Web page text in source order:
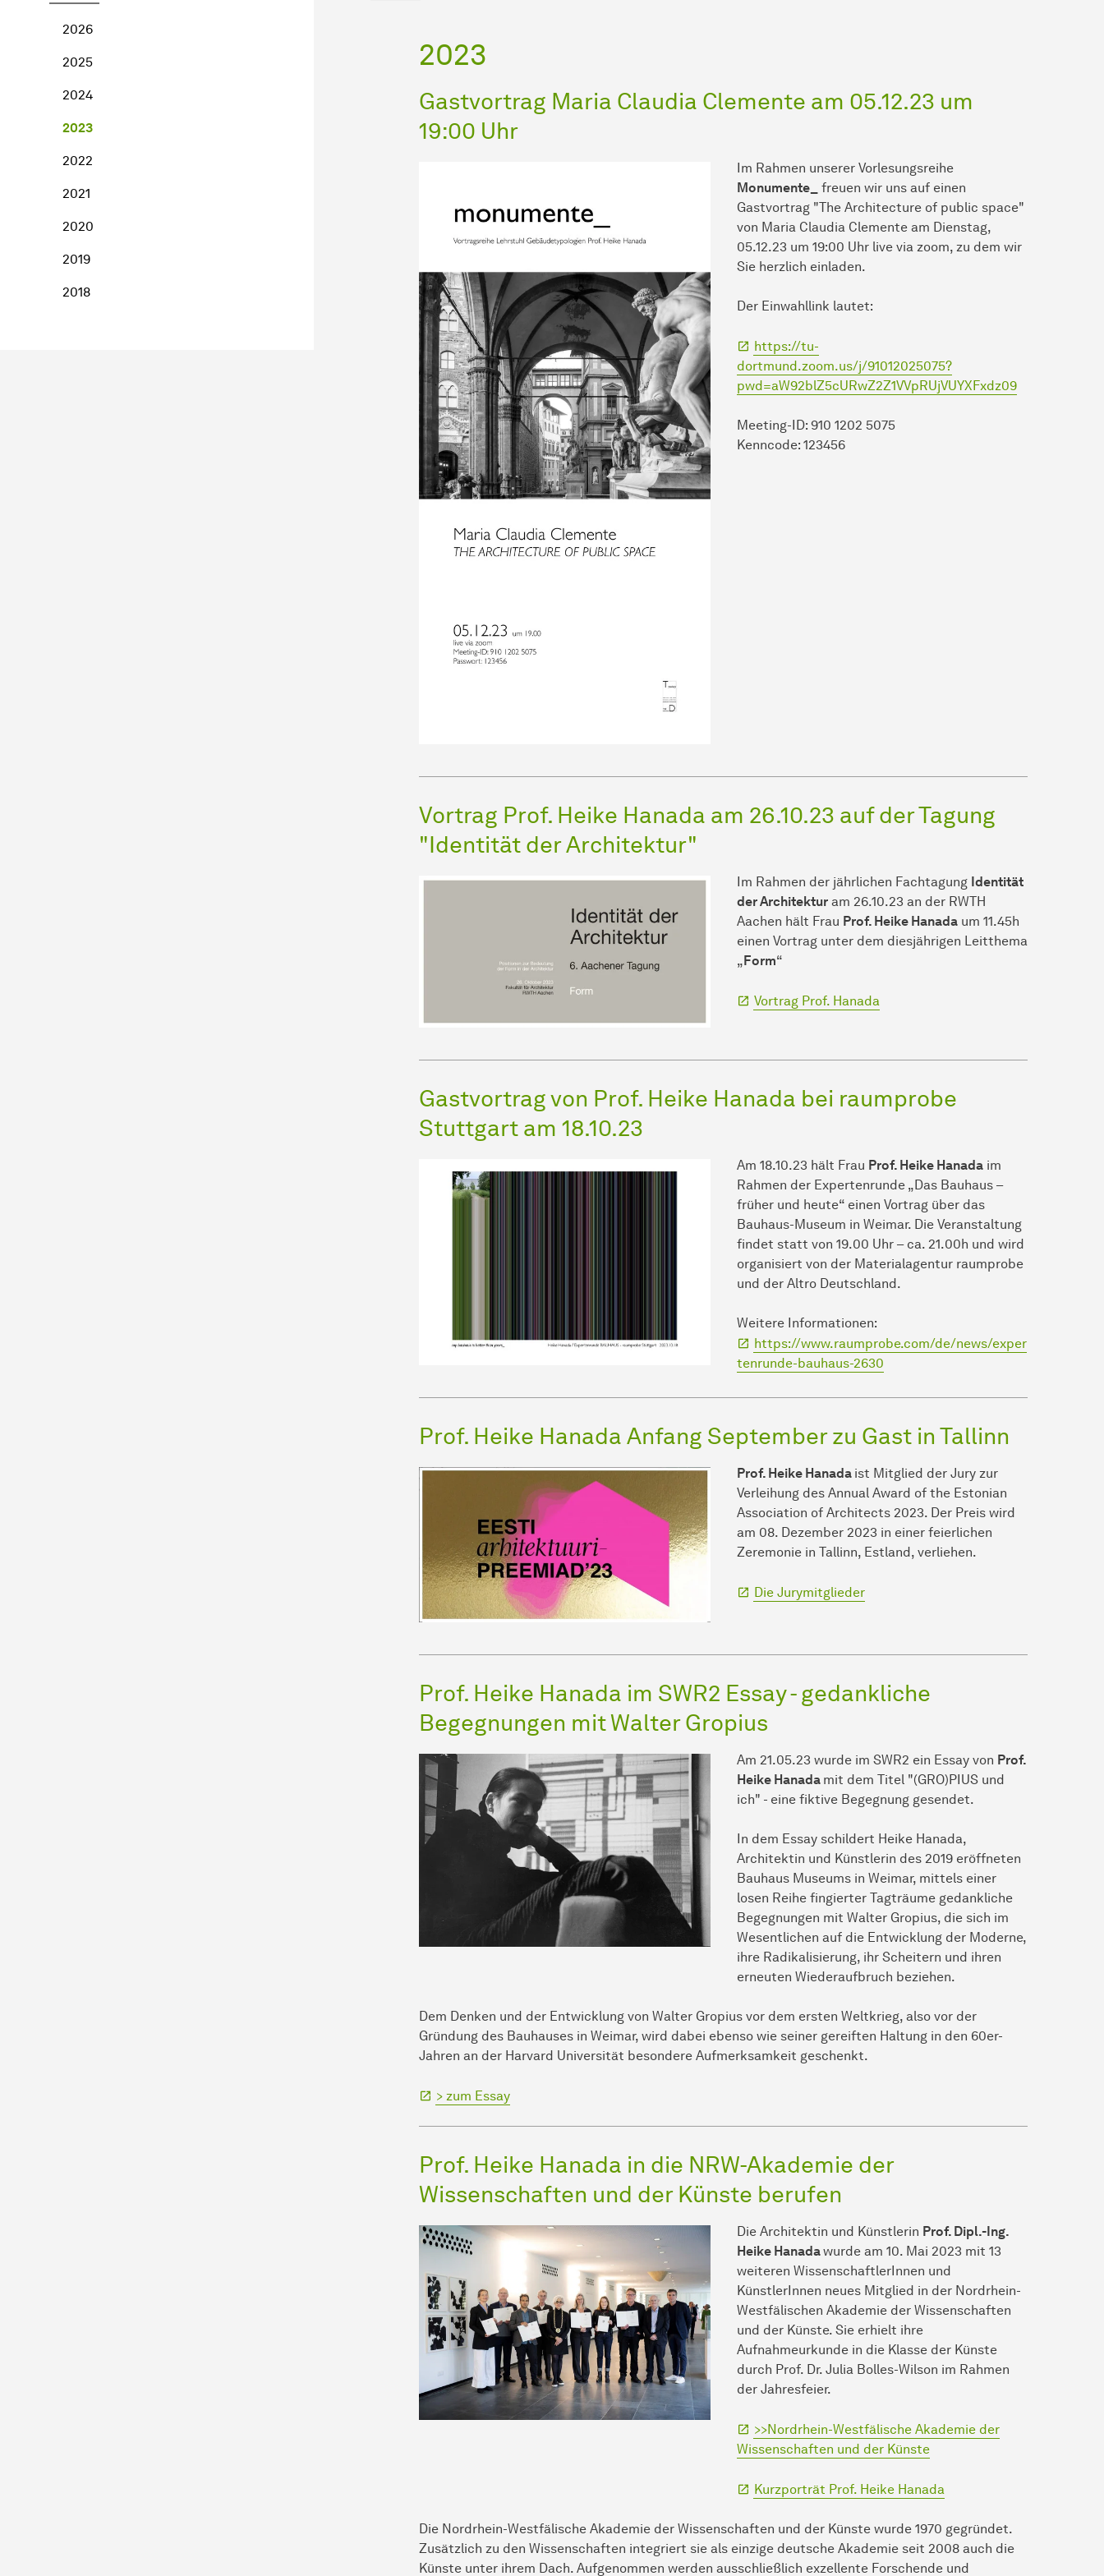
2026
2025
2024
2023
2022
2021
2020
2019
2018
2023
Gastvortrag Maria Claudia Clemente am 05.12.23 um
19:00 Uhr
Im Rahmen unserer Vorlesungsreihe
Monumente_
freuen wir uns auf einen
Gastvortrag "The Architecture of public space"
von Maria Claudia Clemente am Dienstag,
05.12.23 um 19:00 Uhr live via zoom, zu dem wir
Sie herzlich einladen.
Der Einwahllink lautet:
https://tu-
dortmund.zoom.us/j/91012025075?
pwd=aW92blZ5cURwZ2Z1VVpRUjVUYXFxdz09
Meeting-ID: 910 1202 5075
Kenncode: 123456
Vortrag Prof. Heike Hanada am 26.10.23 auf der Tagung
"Identität der Architektur"
Im Rahmen der jährlichen Fachtagung Identität
der Architekturam 26.10.23 an der RWTH
Aachen hält Frau Prof. Heike Hanadaum 11.45h
einen Vortrag unter dem diesjährigen Leitthema
„Form“
Vortrag Prof. Hanada
Gastvortrag von Prof. Heike Hanada bei raumprobe
Stuttgart am 18.10.23
Am 18.10.23 hält Frau Prof. Heike Hanadaim
Rahmen der Expertenrunde „Das Bauhaus –
früher und heute“ einen Vortrag über das
Bauhaus-Museum in Weimar. Die Veranstaltung
findet statt von 19.00 Uhr – ca. 21.00h und wird
organisiert von der Materialagentur raumprobe
und der Altro Deutschland.
Weitere Informationen:
https://www.raumprobe.com/de/news/exper
tenrunde-bauhaus-2630
Prof. Heike Hanada Anfang September zu Gast in Tallinn
Prof. Heike Hanada ist Mitglied der Jury zur
Verleihung des Annual Award of the Estonian
Association of Architects 2023. Der Preis wird
am 08. Dezember 2023 in einer feierlichen
Zeremonie in Tallinn, Estland, verliehen.
Die Jurymitglieder
Prof. Heike Hanada im SWR2 Essay - gedankliche
Begegnungen mit Walter Gropius
Am 21.05.23 wurde im SWR2 ein Essay von Prof.
Heike Hanada mit dem Titel "(GRO)PIUS und
ich" - eine fiktive Begegnung gesendet.
In dem Essay schildert Heike Hanada,
Architektin und Künstlerin des 2019 eröffneten
Bauhaus Museums in Weimar, mittels einer
losen Reihe fingierter Tagträume gedankliche
Begegnungen mit Walter Gropius, die sich im
Wesentlichen auf die Entwicklung der Moderne,
ihre Radikalisierung, ihr Scheitern und ihren
erneuten Wiederaufbruch beziehen.
Dem Denken und der Entwicklung von Walter Gropius vor dem ersten Weltkrieg, also vor der
Gründung des Bauhauses in Weimar, wird dabei ebenso wie seiner gereiften Haltung in den 60er-
Jahren an der Harvard Universität besondere Aufmerksamkeit geschenkt.
> zum Essay
Prof. Heike Hanada in die NRW-Akademie der
Wissenschaften und der Künste berufen
Die Architektin und Künstlerin Prof. Dipl.-Ing.
Heike Hanadawurde am 10. Mai 2023 mit 13
weiteren WissenschaftlerInnen und
KünstlerInnen neues Mitglied in der Nordrhein-
Westfälischen Akademie der Wissenschaften
und der Künste. Sie erhielt ihre
Aufnahmeurkunde in die Klasse der Künste
durch Prof. Dr. Julia Bolles-Wilson im Rahmen
der Jahresfeier.
>>Nordrhein-Westfälische Akademie der
Wissenschaften und der Künste
Kurzporträt Prof. Heike Hanada
Die Nordrhein-Westfälische Akademie der Wissenschaften und der Künste wurde 1970 gegründet.
Zusätzlich zu den Wissenschaften integriert sie als einzige deutsche Akademie seit 2008 auch die
Künste unter ihrem Dach. Aufgenommen werden ausschließlich exzellente Forschende und